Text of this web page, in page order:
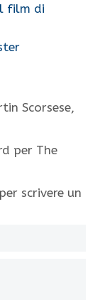
film di
Scorsese,
per The
scrivere un